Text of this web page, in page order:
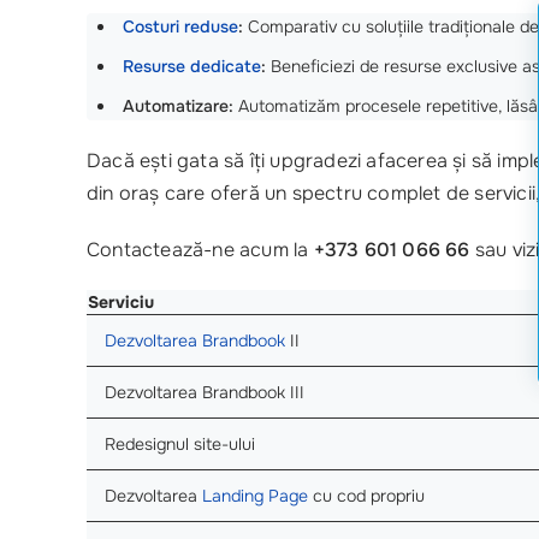
Costuri reduse: Comparativ cu soluțiile tradiționale
Resurse dedicate: Beneficiezi de resurse exclusive
Automatizare: Automatizăm procesele repetitive,
Dacă ești gata să îți upgradezi afacerea și să
din oraș care oferă un spectru complet de
Contactează-ne acum la +373 601 066 66 sau
Serviciu
Dezvoltarea Brandbook II
Dezvoltarea Brandbook III
Redesignul site-ului
Dezvoltarea Landing Page cu cod propriu